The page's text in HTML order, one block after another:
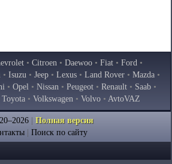
• Citroen • Daewoo • Fiat • Ford •
• Isuzu • Jeep • Lexus • Land Rover • Mazda •
• Opel • Nissan • Peugeot • Renault • Saab •
Toyota • Volkswagen • Volvo • AvtoVAZ
Полная версия
Поиск по сайту